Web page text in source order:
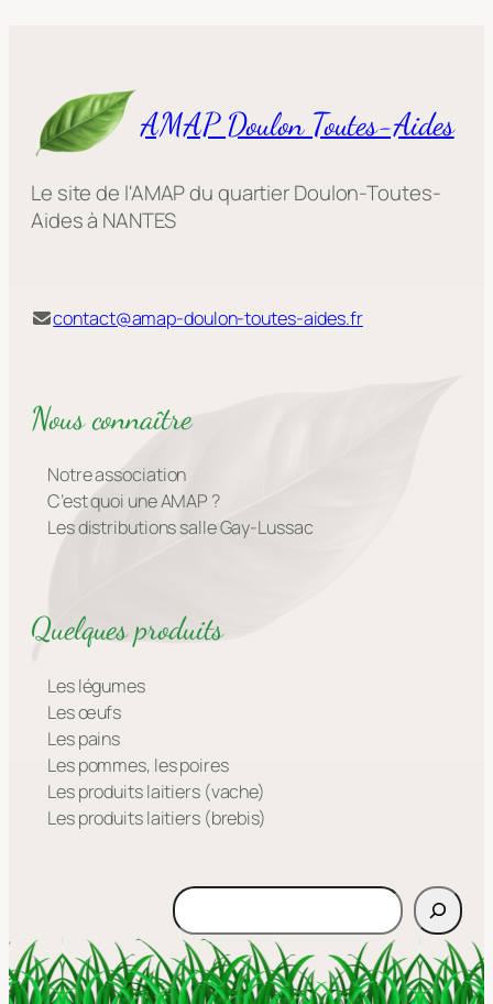
AMAP Doulon Toutes-Aides
Le site de l'AMAP du quartier Doulon-Toutes-
Aides à NANTES
contact@amap-doulon-toutes-aides.fr
Nous connaître
Notre association
C’est quoi une AMAP ?
Les distributions salle Gay-Lussac
Quelques produits
Les légumes
Les œufs
Les pains
Les pommes, les poires
Les produits laitiers (vache)
Les produits laitiers (brebis)
Rechercher